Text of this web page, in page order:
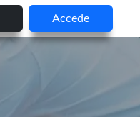
Accede